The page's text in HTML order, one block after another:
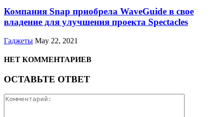
Компания Snap приобрела WaveGuide в свое
владение для улучшения проекта Spectacles
Гаджеты May 22, 2021
НЕТ КОММЕНТАРИЕВ
ОСТАВЬТЕ ОТВЕТ